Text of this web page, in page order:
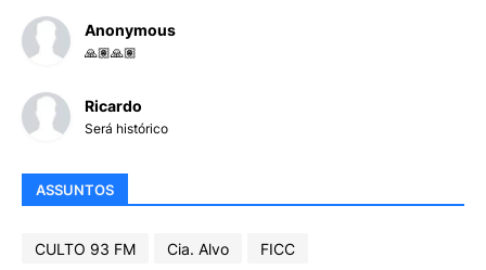
Anonymous
🙏🏽🙏🏽
Ricardo
Será histórico
ASSUNTOS
CULTO 93 FM Cia. Alvo
FICC